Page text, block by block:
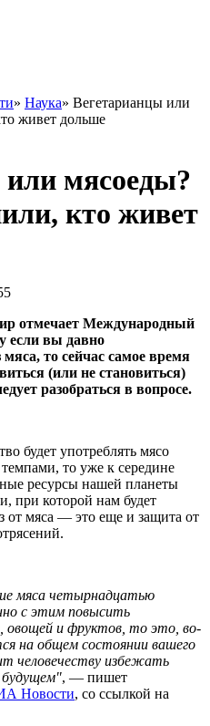
» Наука» Вегетарианцы или
живет дольше
мясоеды?
кто живет
отмечает Международный
если вы давно
то сейчас самое время
(или не становиться)
разобраться в вопросе.
будет употреблять мясо
то уже к середине
ресурсы нашей планеты
при которой нам будет
от мяса — это еще и защита от
мяса четырнадцатью
с этим повысить
овощей и фруктов, то это, во-
на общем состоянии вашего
человечеству избежать
будущем", — пишет
Новости, со ссылкой на